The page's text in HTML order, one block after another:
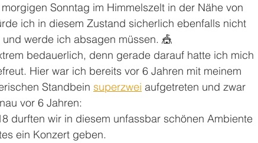
Sonntag im Himmelszelt in der Nähe von
ich in diesem Zustand sicherlich ebenfalls nicht
werde ich absagen müssen. 🎪
bedauerlich, denn gerade darauf hatte ich mich
Hier war ich bereits vor 6 Jahren mit meinem
Standbein superzwei aufgetreten und zwar
vor 6 Jahren:
durften wir in diesem unfassbar schönen Ambiente
ein Konzert geben.